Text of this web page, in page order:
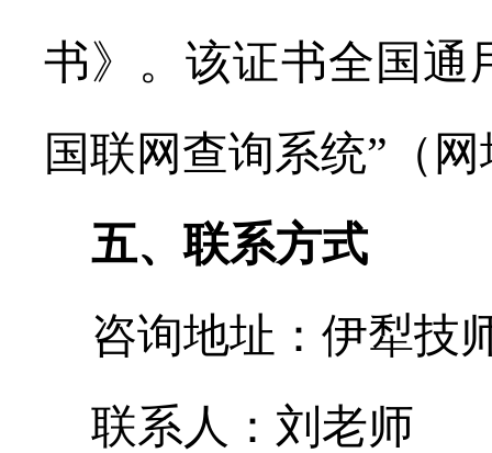
书》。该证书全国通
国联网查询系统”（
五、联系方式
咨询地址：伊犁技
联系 人：刘老师